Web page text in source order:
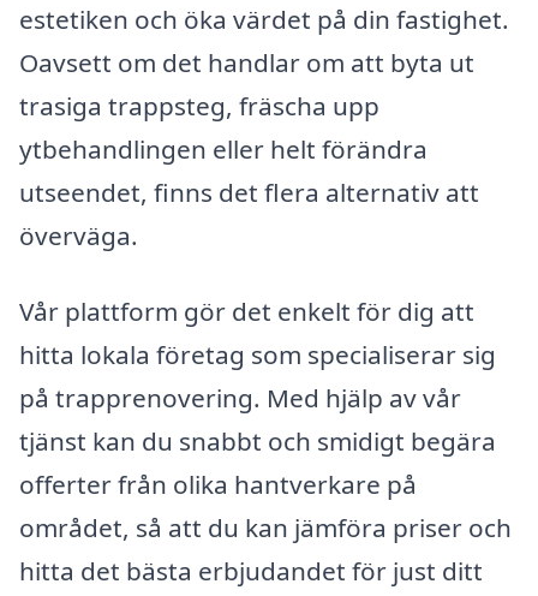
estetiken och öka värdet på din fastighet.
Oavsett om det handlar om att byta ut
trasiga trappsteg, fräscha upp
ytbehandlingen eller helt förändra
utseendet, finns det flera alternativ att
överväga.
Vår plattform gör det enkelt för dig att
hitta lokala företag som specialiserar sig
på trapprenovering. Med hjälp av vår
tjänst kan du snabbt och smidigt begära
offerter från olika hantverkare på
området, så att du kan jämföra priser och
hitta det bästa erbjudandet för just ditt